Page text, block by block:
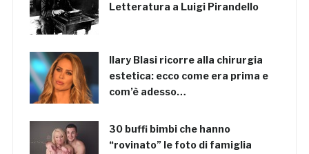
Letteratura a Luigi Pirandello
Ilary Blasi ricorre alla chirurgia
estetica: ecco come era prima e
com’è adesso…
30 buffi bimbi che hanno
“rovinato” le foto di famiglia